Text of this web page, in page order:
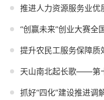
“创赢未来”创业大赛全